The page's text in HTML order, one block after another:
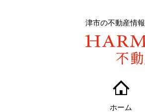
津市の不動産情報
ホーム